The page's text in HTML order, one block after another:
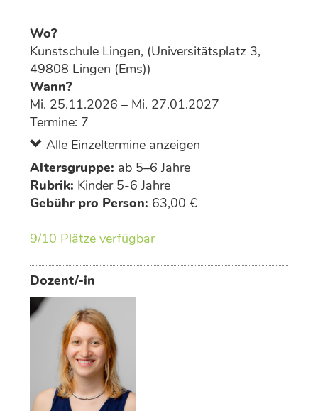
Wo?
Kunstschule Lingen, (Universitätsplatz 3,
49808 Lingen (Ems))
Wann?
Mi. 25.11.2026 – Mi. 27.01.2027
Termine: 7
Alle Einzeltermine anzeigen
Altersgruppe: ab 5–6 Jahre
Rubrik: Kinder 5-6 Jahre
Gebühr pro Person: 63,00 €
9/10 Plätze verfügbar
Dozent/-in